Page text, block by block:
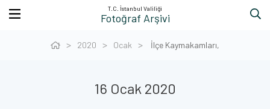
T.C. İstanbul Valiliği
Fotoğraf Arşivi
2020 Ocak İlçe Kaymakamları,
16 Ocak 2020